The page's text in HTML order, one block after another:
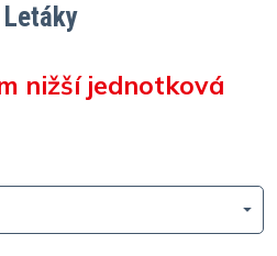
nižší jednotková